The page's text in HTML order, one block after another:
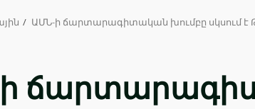
ԱՄՆ-ի ճարտարագիտական խումբը սկսում